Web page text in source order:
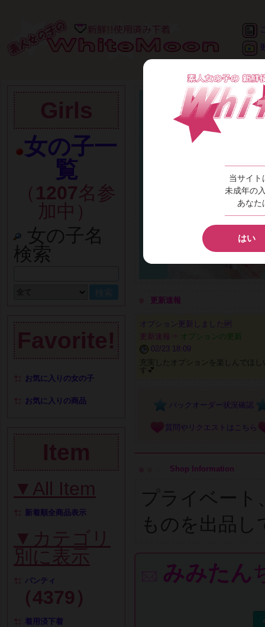
Girls
女の子一
覧
（ 1207名参
加中）
女の子名
検索
Favorite!
お気に入りの女の子
お気に入りの商品
Item
▼All Item
新着順全商品表示
▼カテゴリ
別に表示
パンティ
（4379）
着用済下着
更新速報
オプション更新しました🆙
更新速報⇒ オプションの更新
02/23 18:09
充実したオプションを楽しんでほし
す💕
バックオーダー状況確認
質問やリクエストはこちら
Shop Information
プライベート
ものを出品し
みみたん
当サイト
未成年の
あなた
はい